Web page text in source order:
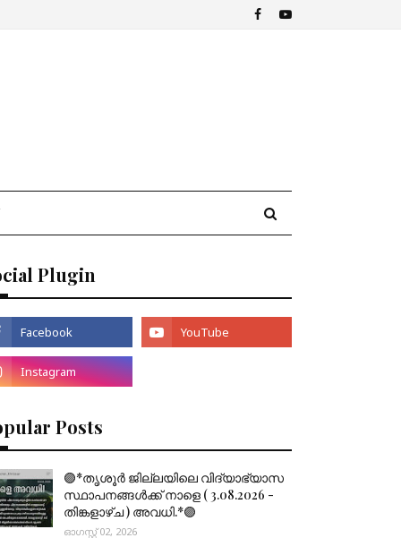
Plugin
Posts
🟣*തൃശൂര്‍ ജില്ലയിലെ വിദ്യാഭ്യാസ
സ്ഥാപനങ്ങൾക്ക് നാളെ ( 3.08.2026 -
തിങ്കളാഴ്ച ) അവധി.*🟣
ഓഗസ്റ്റ് 02, 2026